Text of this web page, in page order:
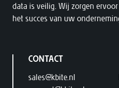
data is veilig. Wij zorgen
het succes van uw
CONTACT
sales@kbite.nl